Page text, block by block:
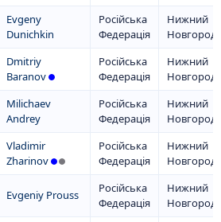
Evgeny
Dunichkin
Російська
Федерація
Нижний
Новгород
Dmitriy
Baranov
Російська
Федерація
Нижний
Новгород
Milichaev
Andrey
Російська
Федерація
Нижний
Новгород
Vladimir
Zharinov
Російська
Федерація
Нижний
Новгород
Evgeniy Prouss
Російська
Федерація
Нижний
Новгород